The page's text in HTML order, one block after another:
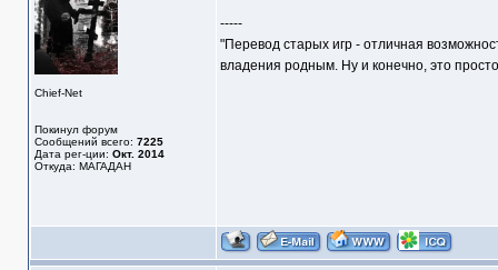
Chief-Net
Покинул форум
Сообщений всего: 7225
Дата рег-ции: Окт. 2014
Откуда: МАГАДАН
-----
"Перевод старых игр - отличная
владения родным. Ну и конечно, это